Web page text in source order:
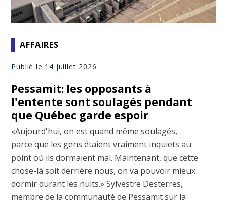
AFFAIRES
Publié le 14 juillet 2026
Pessamit: les opposants à
l'entente sont soulagés pendant
que Québec garde espoir
«Aujourd'hui, on est quand même soulagés,
parce que les gens étaient vraiment inquiets au
point où ils dormaient mal. Maintenant, que cette
chose-là soit derrière nous, on va pouvoir mieux
dormir durant les nuits.» Sylvestre Desterres,
membre de la communauté de Pessamit sur la